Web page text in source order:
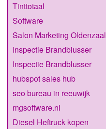
Tinttotaal
Software
Salon Marketing Oldenzaal
Inspectie Brandblusser
Inspectie Brandblusser
hubspot sales hub
seo bureau in reeuwijk
mgsoftware.nl
Diesel Heftruck kopen